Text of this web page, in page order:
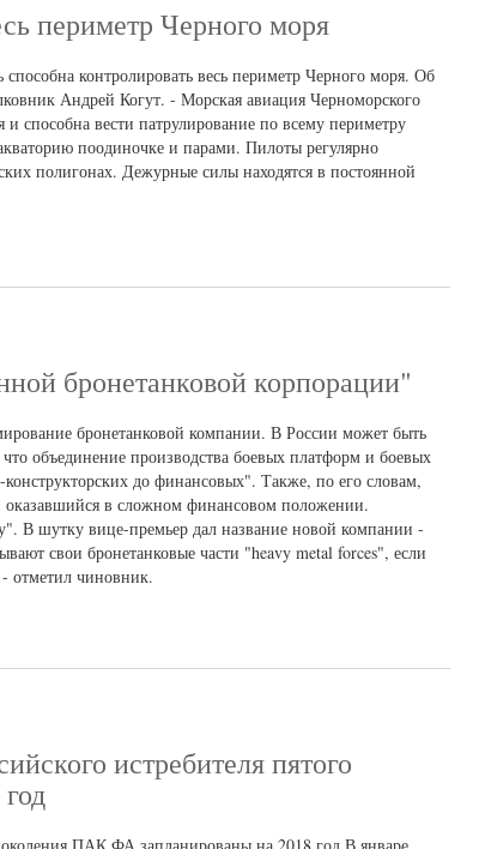
периметр Черного моря
контролировать весь периметр Черного моря. Об
Андрей Когут. - Морская авиация Черноморского
способна вести патрулирование по всему периметру
поодиночке и парами. Пилоты регулярно
полигонах. Дежурные силы находятся в постоянной
бронетанковой корпорации"
бронетанковой компании. В России может быть
объединение производства боевых платформ и боевых
до финансовых". Также, по его словам,
оказавшийся в сложном финансовом положении.
В шутку вице-премьер дал название новой компании -
свои бронетанковые части "heavy metal forces", если
отметил чиновник.
истребителя пятого
ПАК ФА запланированы на 2018 год В январе